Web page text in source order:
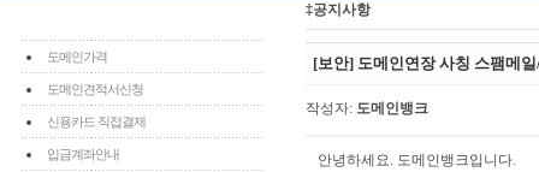
도메인가격
도메인견적서신청
신용카드 직접결제
입금계좌안내
‡공지사항
[보안] 도메인연장 사칭 스팸메
작성자: 도메인뱅크
안녕하세요. 도메인뱅크입니다.